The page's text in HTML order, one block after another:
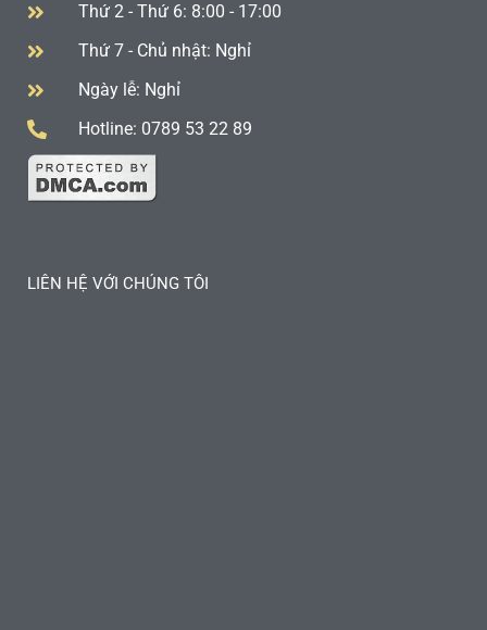
Thứ 2 - Thứ 6: 8:00 - 17:00
Thứ 7 - Chủ nhật: Nghỉ
Ngày lễ: Nghỉ
Hotline: 0789 53 22 89
LIÊN HỆ VỚI CHÚNG TÔI